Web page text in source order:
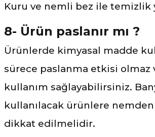
Kuru ve nemli bez ile temizlik
8- Ürün paslanır mı ?
Ürünlerde kimyasal madde
sürece paslanma etkisi olmaz
kullanım sağlayabilirsiniz.
kullanılacak ürünlere nemden
dikkat edilmelidir.